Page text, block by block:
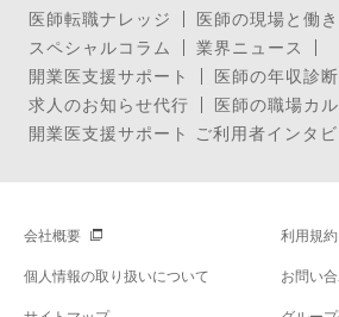
医師転職ナレッジ
医師の現場と働
スペシャルコラム
業界ニュース
開業医支援サポート
医師の年収診断
求人のお知らせ代行
医師の職場カ
開業医支援サポート ご利用者インタ
会社概要 利用規約
個人情報の取り扱いについて お問い